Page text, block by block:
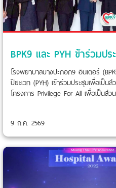
โรงพยาบาลบางปะกอก9 อินเตอร์
ปิยะเวท (PYH) เข้าร่วมประชุมเพื่อเป็น
โครงการ Privilege For All เพื่อเป็นส่
9 ก.ค. 2569